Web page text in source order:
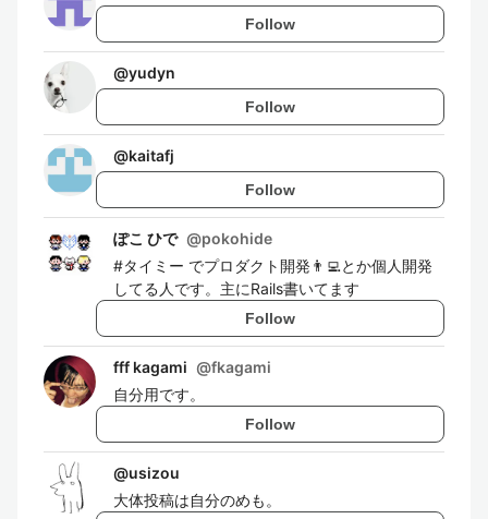
Follow
@yudyn
Follow
@kaitafj
Follow
ぽこ ひで @pokohide
#タイミー でプロダクト開発👨‍💻とか個人開発
してる人です。主にRails書いてます
Follow
fff kagami @fkagami
自分用です。
Follow
@usizou
大体投稿は自分のめも。